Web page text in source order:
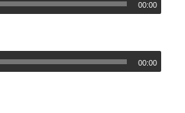
00:00
00:00